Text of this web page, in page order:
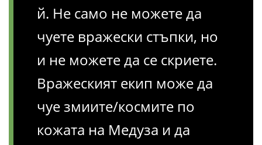
й. Не само не можете да
чуете вражески стъпки, но
и не можете да се скриете.
Вражеският екип може да
чуе змиите/космите по
кожата на Медуза и да